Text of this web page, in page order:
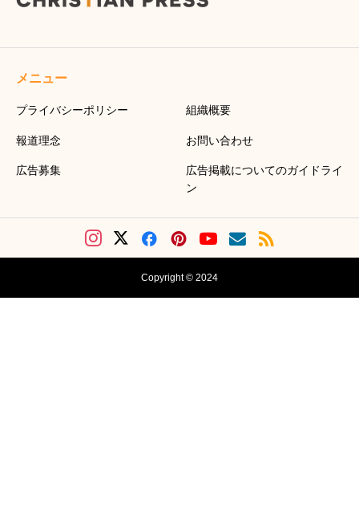
メニュー
プライバシーポリシー 組織概要
報道理念 お問い合わせ
広告募集
広告掲載についてのガイドライ
ン
Copyright © 2024